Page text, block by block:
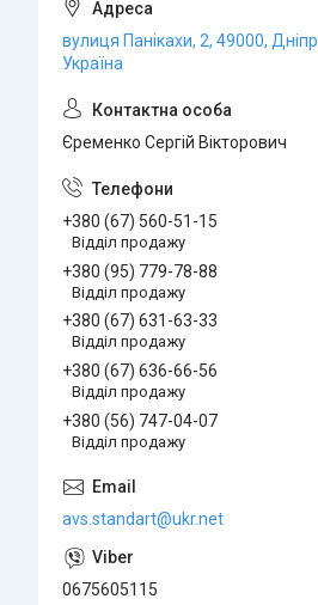
вулиця Панікахи, 2, 49000,
Україна
Єременко Сергій Вікторович
+380 (67) 560-51-15
Відділ продажу
+380 (95) 779-78-88
Відділ продажу
+380 (67) 631-63-33
Відділ продажу
+380 (67) 636-66-56
Відділ продажу
+380 (56) 747-04-07
Відділ продажу
avs.standart@ukr.net
0675605115